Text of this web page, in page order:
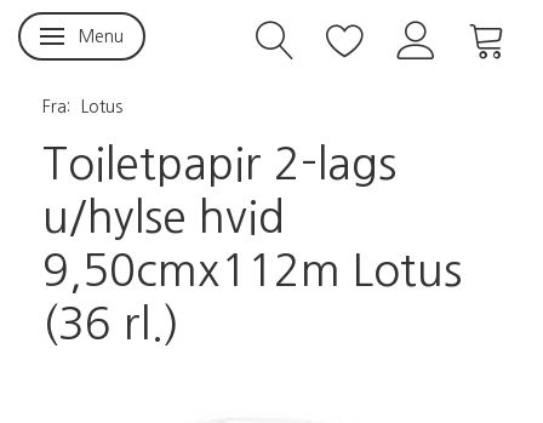
Skifte navigation
Menu
Fra: Lotus
Toiletpapir 2-lags
u/hylse hvid
9,50cmx112m Lotus
(36 rl.)